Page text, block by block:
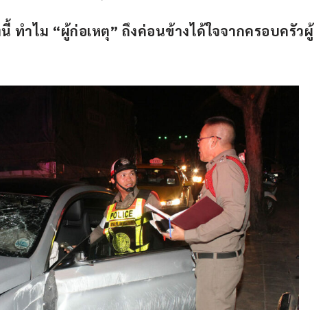
ทำไม “ผู้ก่อเหตุ” ถึงค่อนข้างได้ใจจากครอบครัวผู้